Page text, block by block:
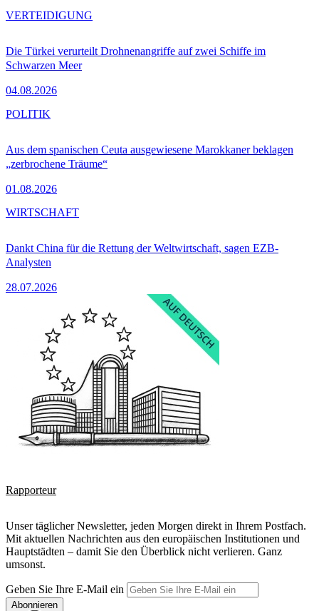
Die Türkei verurteilt Drohnenangriffe auf zwei Schiffe im
Schwarzen Meer
04.08.2026
VERTEIDIGUNG
Aus dem spanischen Ceuta ausgewiesene Marokkaner beklagen
„zerbrochene Träume“
01.08.2026
POLITIK
Dankt China für die Rettung der Weltwirtschaft, sagen EZB-
Analysten
28.07.2026
WIRTSCHAFT
Rapporteur
Unser täglicher Newsletter, jeden Morgen direkt in Ihrem Postfach.
Mit aktuellen Nachrichten aus den europäischen Institutionen und
Hauptstädten – damit Sie den Überblick nicht verlieren. Ganz
umsonst.
Geben Sie Ihre E-Mail ein
Abonnieren